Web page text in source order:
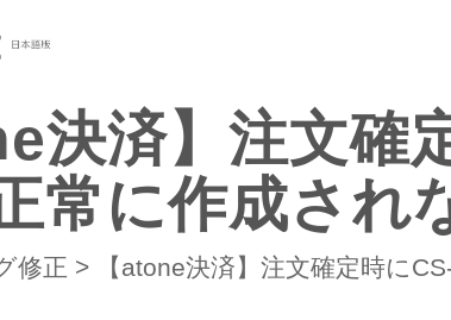
決済】注文
常に作成され
修正 > 【atone決済】注文確定時に